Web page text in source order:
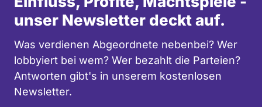
unser Newsletter deckt auf.
Was verdienen Abgeordnete nebenbei? Wer
lobbyiert bei wem? Wer bezahlt die Parteien?
Antworten gibt's in unserem kostenlosen
Newsletter.
More in English